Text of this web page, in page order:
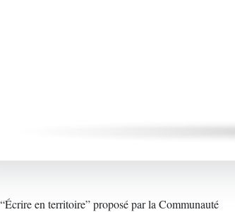
en territoire” proposé par la Communauté